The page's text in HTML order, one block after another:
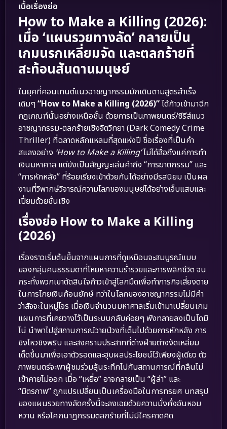
เนื้อเรื่องย่อ
How to Make a Killing (2026):
เมื่อ ‘แผนรวยทางลัด’ กลายเป็น
เกมนรกเหลี่ยมจัด และตลกร้ายที่
สะท้อนสันดานมนุษย์
ในยุคที่คอนเทนต์แนวอาชญากรรมมักเดินตามสูตรสำเร็จ
เดิมๆ“How to Make a Killing (2026)”ได้ก้าวเข้ามาฉีก
กฎเกณฑ์นั้นอย่างเหนือชั้น ด้วยการเป็นภาพยนตร์/ซีรีส์แนว
อาชญากรรม-ตลกร้ายเชิงจิตวิทยา (Dark Comedy Crime
Thriller) ที่ฉลาดหลักแหลมที่สุดแห่งปี ชื่อเรื่องที่เป็นคำ
สแลงอย่าง ‘How to Make a Killing’ไม่ได้สื่อถึงแค่การทำ
เงินมหาศาล แต่ยังเป็นสัญญะเล่นคำถึง “การฆาตกรรม” และ
“การหักหลัง” ที่ร้อยเรียงเข้าด้วยกันได้อย่างมีรสนิยม เป็นผล
งานที่วิพากษ์วิจารณ์ความโลภของมนุษย์ได้อย่างเจ็บแสบและ
เปี่ยมด้วยชั้นเชิง
เรื่องย่อ How to Make a Killing
(2026)
เรื่องราวเริ่มต้นขึ้นจากแผนการที่ดูเหมือนจะสมบูรณ์แบบ
ของกลุ่มคนธรรมดาที่โหยหาความร่ำรวยและการพลิกชีวิต จน
กระทั่งพวกเขาตัดสินใจก้าวเข้าสู่โลกมืดเพื่อทำภารกิจเสี่ยงตาย
ในการโกยเงินก้อนยักษ์ ทว่าในโลกของอาชญากรรมไม่มีคำ
ว่าสัจจะในหมู่โจร เมื่อเงินจำนวนมหาศาลเริ่มเข้ามาเปลี่ยนเกม
แผนการที่เคยวางไว้เป็นระบบกลับค่อยๆ พังทลายลงเป็นโดมิ
โน่ นำพาไปสู่สถานการณ์วายป่วงที่เต็มไปด้วยการหักหลัง การ
ชิงไหวชิงพริบ และสงครามประสาทที่ต่างฝ่ายต่างงัดเหลี่ยม
เด็ดขึ้นมาเพื่อเอาตัวรอดและฮุบผลประโยชน์ไว้เพียงผู้เดียว ตัว
ภาพยนตร์จะพาผู้ชมร่วมลุ้นระทึกไปกับสถานการณ์ที่กลืนไม่
เข้าคายไม่ออก เมื่อ “เหยื่อ” อาจกลายเป็น “ผู้ล่า” และ
“มิตรภาพ” ถูกแปรเปลี่ยนเป็นเครื่องมือในการทรยศ บทสรุป
ของแผนรวยทางลัดครั้งนี้จะลงเอยด้วยความมั่งคั่งอันหอม
หวาน หรือโศกนาฏกรรมตลกร้ายที่ไม่มีใครคาดคิด